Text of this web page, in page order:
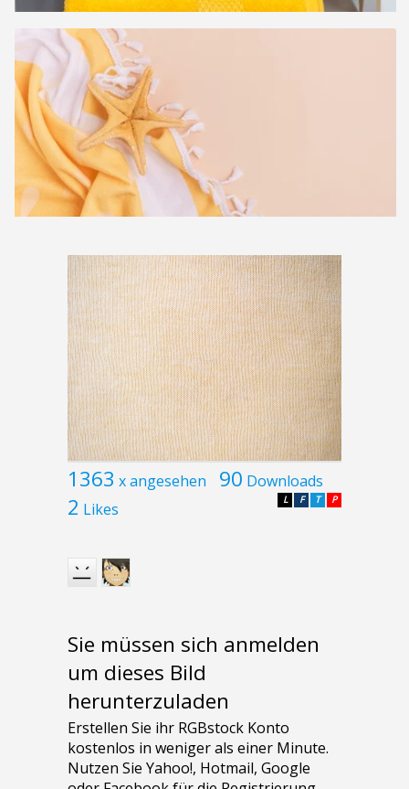
1363 x angesehen 90 Downloads
2 Likes P
T
F
L
Sie müssen sich anmelden
um dieses Bild
herunterzuladen